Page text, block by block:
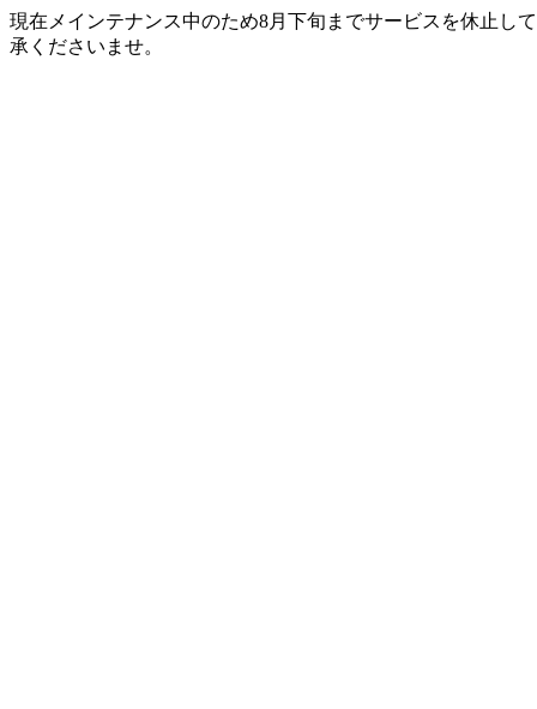
現在メインテナンス中のため8月下旬までサービスを休止し
承くださいませ。